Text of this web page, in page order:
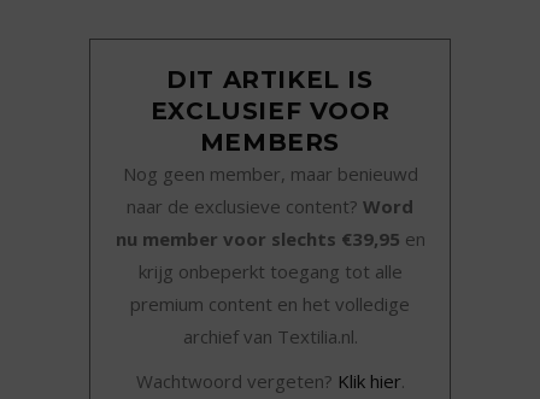
DIT ARTIKEL IS
EXCLUSIEF VOOR
MEMBERS
Nog geen member, maar benieuwd
naar de exclusieve content? Word
nu member voor slechts €39,95 en
krijg onbeperkt toegang tot alle
premium content en het volledige
archief van Textilia.nl.
Wachtwoord vergeten? Klik hier.